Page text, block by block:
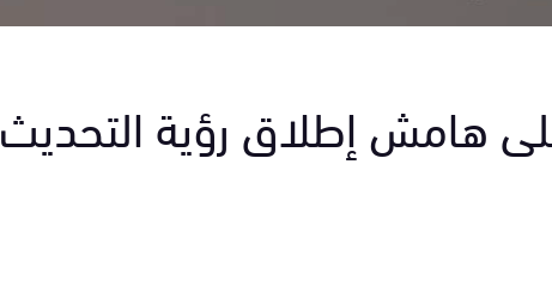
هامش إطلاق رؤية التحديث